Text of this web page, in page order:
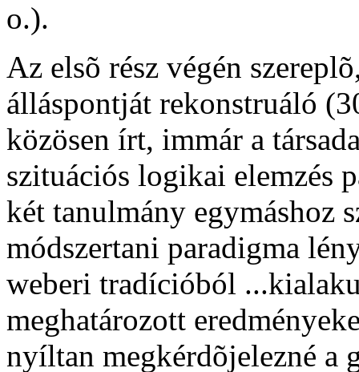
o.).
Az elsõ rész végén
álláspontját rekonstruáló
közösen írt, immár a
szituációs logikai elemzés
két tanulmány egymáshoz
módszertani paradigma
weberi tradícióból
meghatározott
nyíltan megkérdõjelezné a